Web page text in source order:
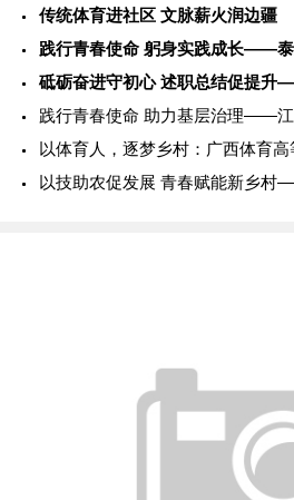
传统体育进社区 文脉薪火润边疆